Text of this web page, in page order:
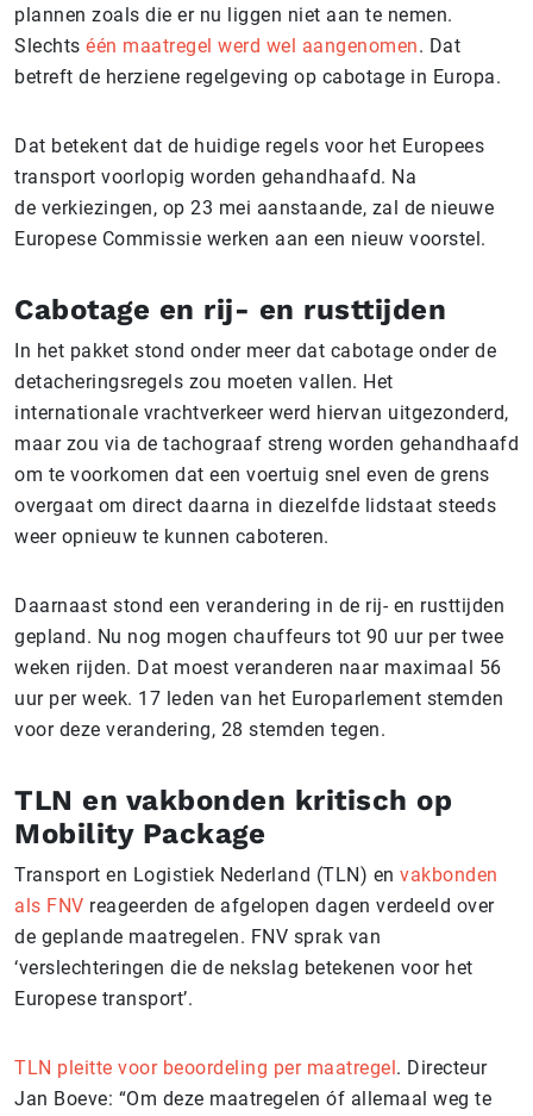
plannen zoals die er nu liggen niet aan te nemen.
Slechts één maatregel werd wel aangenomen. Dat
betreft de herziene regelgeving op cabotage in Europa.
Dat betekent dat de huidige regels voor het Europees
transport voorlopig worden gehandhaafd. Na
de verkiezingen, op 23 mei aanstaande, zal de nieuwe
Europese Commissie werken aan een nieuw voorstel.
Cabotage en rij- en rusttijden
In het pakket stond onder meer dat cabotage onder de
detacheringsregels zou moeten vallen. Het
internationale vrachtverkeer werd hiervan uitgezonderd,
maar zou via de tachograaf streng worden gehandhaafd
om te voorkomen dat een voertuig snel even de grens
overgaat om direct daarna in diezelfde lidstaat steeds
weer opnieuw te kunnen caboteren.
Daarnaast stond een verandering in de rij- en rusttijden
gepland. Nu nog mogen chauffeurs tot 90 uur per twee
weken rijden. Dat moest veranderen naar maximaal 56
uur per week. 17 leden van het Europarlement stemden
voor deze verandering, 28 stemden tegen.
TLN en vakbonden kritisch op
Mobility Package
Transport en Logistiek Nederland (TLN) en vakbonden
als FNV reageerden de afgelopen dagen verdeeld over
de geplande maatregelen. FNV sprak van
‘verslechteringen die de nekslag betekenen voor het
Europese transport’.
TLN pleitte voor beoordeling per maatregel. Directeur
Jan Boeve: “Om deze maatregelen óf allemaal weg te